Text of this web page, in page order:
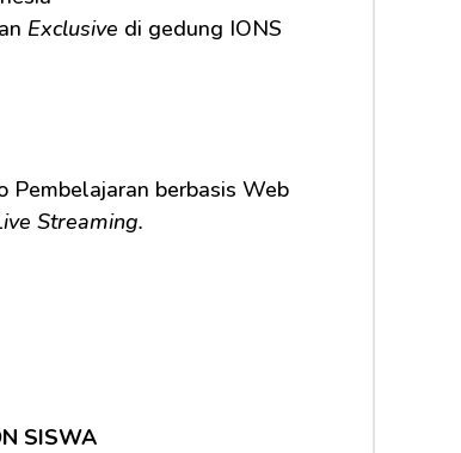
Exclusive
Pembelajaran berbasis Web
Streaming.
SISWA